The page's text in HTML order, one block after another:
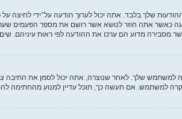
שלך בלבד. אתה יכול לערוך הודעה על־ידי
אתה חוזר לנושא אשר רושם את מספר הפעמים
מדוע הם ערכו את ההודעה לפי ראות עיניהם.
למשתמש שלך. לאחר שנוצרה, אתה יכול לסמן את התיבה
למשתמש. אם תעשה כך, תוכל עדיין למנוע מהחתימה